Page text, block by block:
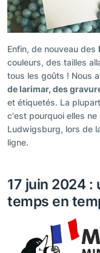
Enfin, de nouveau des
couleurs, des tailles
tous les goûts ! Nous
de larimar, des
et étiquetés. La
c'est pourquoi elles
Ludwigsburg, lors de
ligne.
17 juin 2024 :
temps en